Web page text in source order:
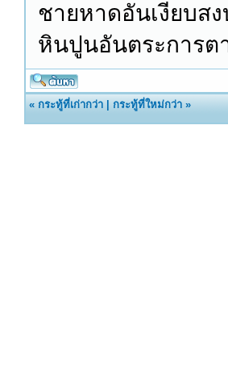
ชายหาดอันเงียบส
หินปูนอันตระการต
«กระทู้ที่เก่ากว่า |กระทู้ที่ใหม่กว่า »